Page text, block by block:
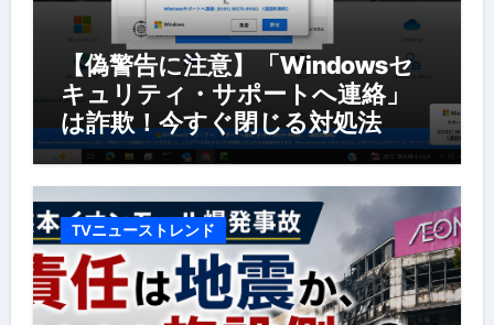
【偽警告に注意】「Windowsセ
キュリティ・サポートへ連絡」
は詐欺！今すぐ閉じる対処法
TVニューストレンド